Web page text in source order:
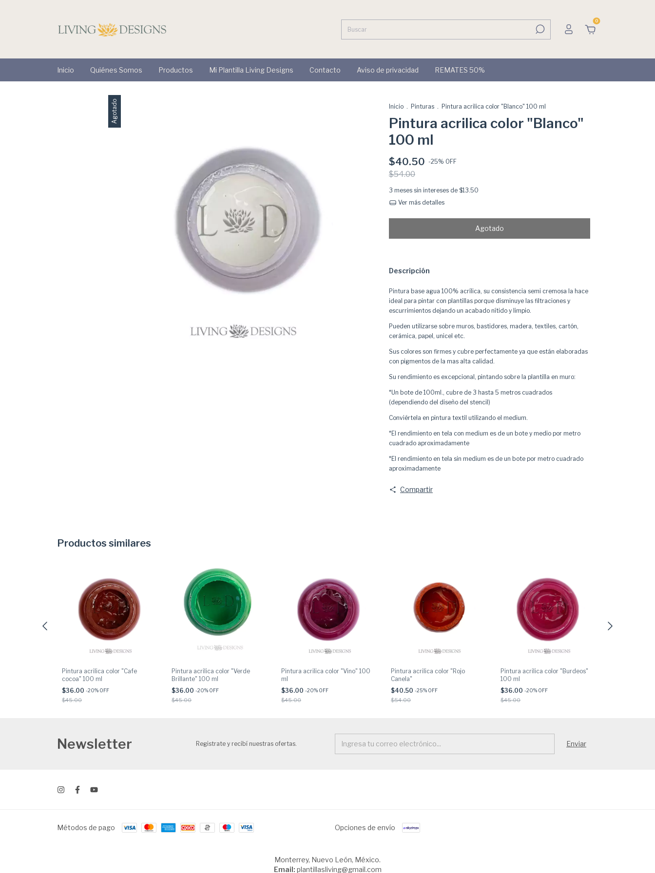
0
Inicio Quiénes Somos Productos Mi Plantilla Living Designs Contacto Aviso de privacidad REMATES 50%
Agotado Inicio . Pinturas . Pintura acrilica color "Blanco" 100 ml
Pintura acrilica color "Blanco"
100 ml
$40.50 -25% OFF
$54.00
3 meses sin intereses de $13.50
Ver más detalles
Descripción
Pintura base agua 100% acrílica, su consistencia semi cremosa la hace
ideal para pintar con plantillas porque disminuye las filtraciones y
escurrimientos dejando un acabado nítido y limpio.
Pueden utilizarse sobre muros, bastidores, madera, textiles, cartón,
cerámica, papel, unicel etc.
Sus colores son firmes y cubre perfectamente ya que están elaboradas
con pigmentos de la mas alta calidad.
Su rendimiento es excepcional, pintando sobre la plantilla en muro:
*Un bote de 100ml., cubre de 3 hasta 5 metros cuadrados
(dependiendo del diseño del stencil)
Conviértela en pintura textil utilizando el medium.
*El rendimiento en tela con medium es de un bote y medio por metro
cuadrado aproximadamente
*El rendimiento en tela sin medium es de un bote por metro cuadrado
aproximadamente
Compartir
Productos similares
Pintura acrilica color "Cafe
cocoa" 100 ml
$36.00 -20% OFF
$45.00
Pintura acrilica color "Verde
Brillante" 100 ml
$36.00 -20% OFF
$45.00
Pintura acrilica color "Vino" 100
ml
$36.00 -20% OFF
$45.00
Pintura acrilica color "Rojo
Canela"
$40.50 -25% OFF
$54.00
Pintura acrilica color "Burdeos"
100 ml
$36.00 -20% OFF
$45.00
Newsletter Registrate y recibí nuestras ofertas.
Métodos de pago Opciones de envío
Monterrey, Nuevo León, México.
Email: plantillasliving@gmail.com